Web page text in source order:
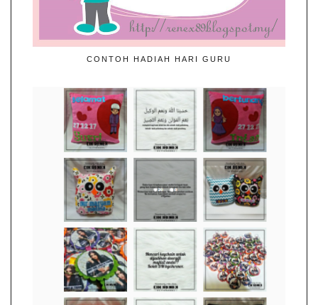
CONTOH HADIAH HARI GURU